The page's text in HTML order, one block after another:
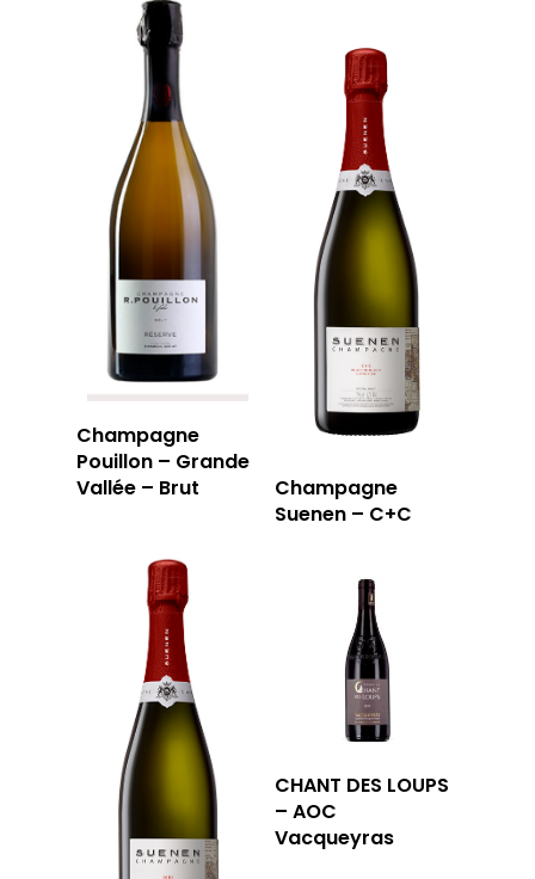
Champagne
Pouillon – Grande
Vallée – Brut
Champagne
Suenen – C+C
CHANT DES LOUPS
– AOC
Vacqueyras